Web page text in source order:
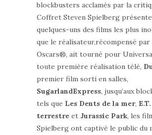
blockbusters acclamés par la
Coffret Steven Spielberg présente
quelques-uns des films les plus
que le réalisateur,récompensé
Oscars®, ait tourné pour
toute première réalisation télé,
premier film sorti en salles,
SugarlandExpress, jusqu’aux
tels que Les Dents de la mer,
terrestre et Jurassic Park, les
Spielberg ont captivé le public du